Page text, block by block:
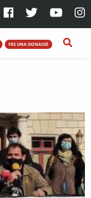
FES UNA DONACIÓ